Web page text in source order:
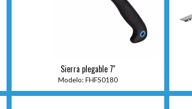
Sierra plegable 7''
Modelo: FHFS0180